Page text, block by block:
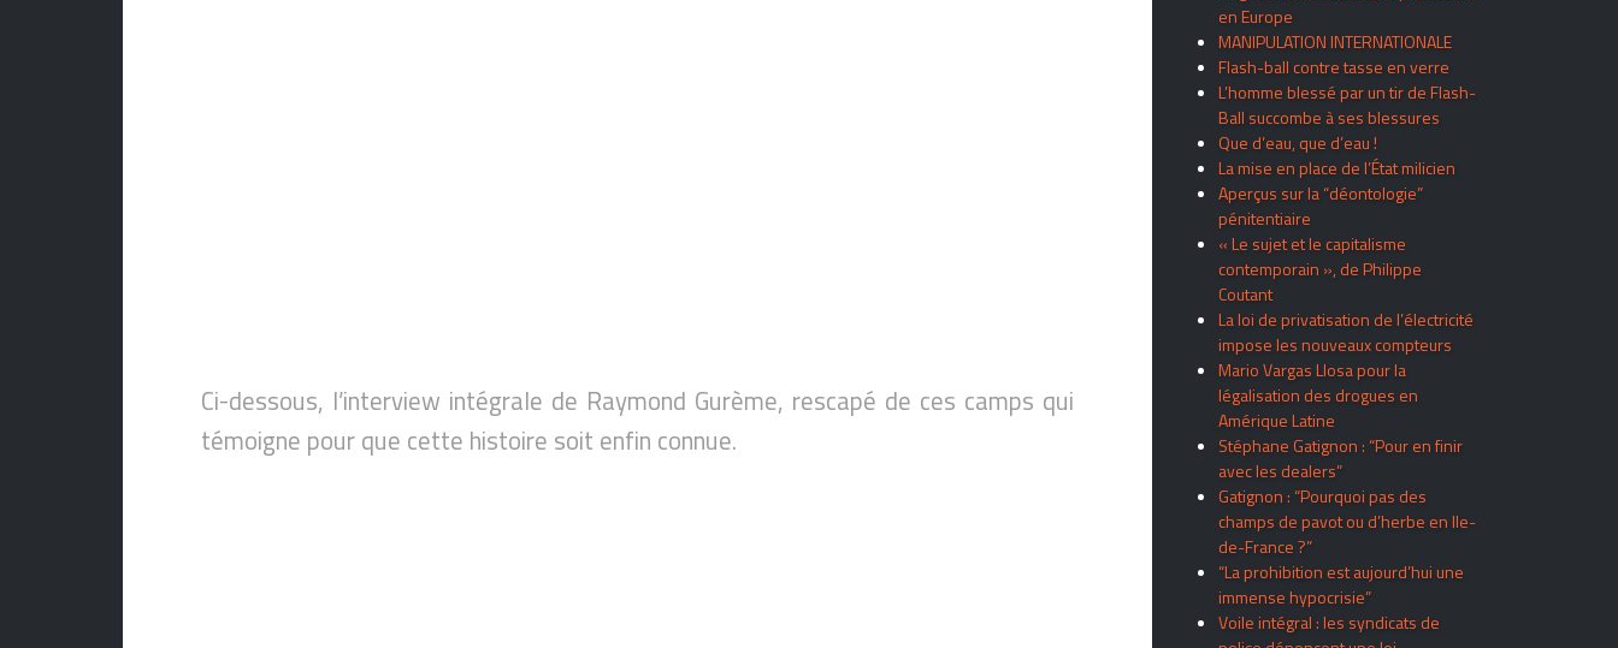
Ci-dessous, l’interview intégrale de Raymond Gurème, rescapé de ces camps qui
témoigne pour que cette histoire soit enfin connue.
en Europe
MANIPULATION INTERNATIONALE
Flash-ball contre tasse en verre
L’homme blessé par un tir de Flash-
Ball succombe à ses blessures
Que d’eau, que d’eau !
La mise en place de l’État milicien
Aperçus sur la “déontologie”
pénitentiaire
« Le sujet et le capitalisme
contemporain », de Philippe
Coutant
La loi de privatisation de l’électricité
impose les nouveaux compteurs
Mario Vargas Llosa pour la
légalisation des drogues en
Amérique Latine
Stéphane Gatignon : “Pour en finir
avec les dealers”
Gatignon : “Pourquoi pas des
champs de pavot ou d’herbe en Ile-
de-France ?”
“La prohibition est aujourd’hui une
immense hypocrisie”
Voile intégral : les syndicats de